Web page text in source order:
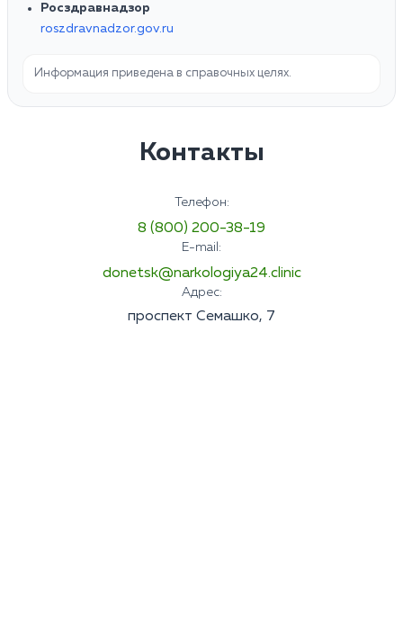
Росздравнадзор
roszdravnadzor.gov.ru
Информация приведена в справочных целях.
Контакты
Телефон:
8 (800) 200-38-19
E-mail:
donetsk@narkologiya24.clinic
Адрес:
проспект Семашко, 7